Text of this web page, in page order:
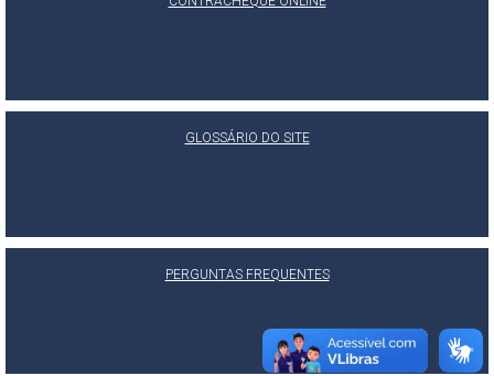
GLOSSÁRIO DO SITE
PERGUNTAS FREQUENTES